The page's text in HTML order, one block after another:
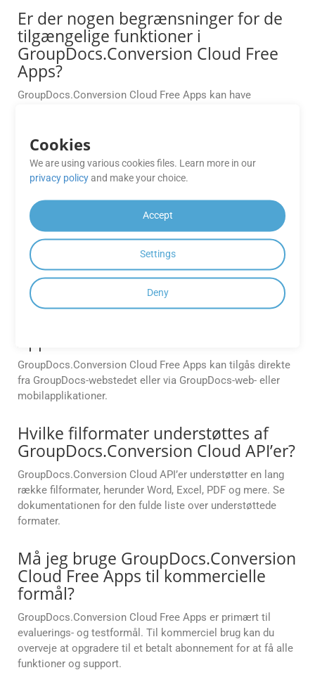
Er der nogen begrænsninger for de
tilgængelige funktioner i
GroupDocs.Conversion Cloud Free
Apps?
GroupDocs.Conversion Cloud Free Apps kan have
abonnementsplaner.
Hvor nøjagtig er konverteringen for
komplekse layouts (f.eks. tabeller,
indlejrede skrifttyper)?
Vores motor bevarer den originale formatering med 99 %
nøjagtighed, især for tabeller og vektorgrafik; dog i edge-
tilfælde kan reserveregler tilpasses.
Hvordan får jeg adgang til
Apps?
GroupDocs.Conversion Cloud Free Apps kan tilgås direkte
fra GroupDocs-webstedet eller via GroupDocs-web- eller
mobilapplikationer.
Hvilke filformater understøttes af
GroupDocs.Conversion Cloud API’er?
GroupDocs.Conversion Cloud API’er understøtter en lang
række filformater, herunder Word, Excel, PDF og mere. Se
dokumentationen for den fulde liste over understøttede
formater.
Må jeg bruge GroupDocs.Conversion
Cloud Free Apps til kommercielle
formål?
GroupDocs.Conversion Cloud Free Apps er primært til
evaluerings- og testformål. Til kommerciel brug kan du
overveje at opgradere til et betalt abonnement for at få alle
funktioner og support.
Cookies
We are using various cookies files. Learn more in our
privacy policyand make your choice.
Accept
Settings
Deny